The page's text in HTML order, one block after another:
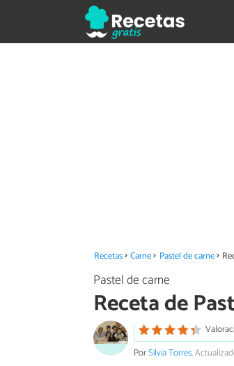
Recetas Carne Pastel de carne
Pastel de carne
Receta de
PorSilvia Torres.